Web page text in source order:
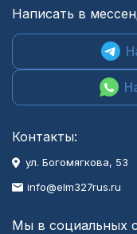
Написать в
Контакты:
ул. Богомягкова, 53
info@elm327rus.ru
Мы в социальных